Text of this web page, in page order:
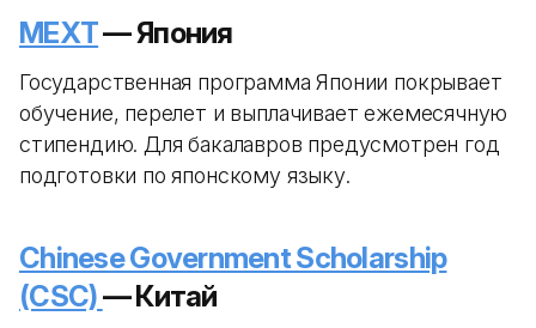
MEXT— Япония
Государственная программа Японии покрывает
обучение, перелет и выплачивает ежемесячную
стипендию. Для бакалавров предусмотрен год
подготовки по японскому языку.
Chinese Government Scholarship
(CSC)— Китай